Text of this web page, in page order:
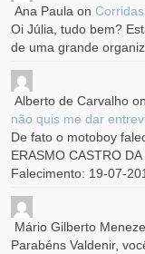
Ana Paula on
Oi Júlia, tudo bem?
de uma grande
Alberto de Carvalho
não quis me dar
De fato o motoboy
ERASMO CASTRO
Falecimento: 19-07-
Mário Gilberto
Parabéns Valdenir,